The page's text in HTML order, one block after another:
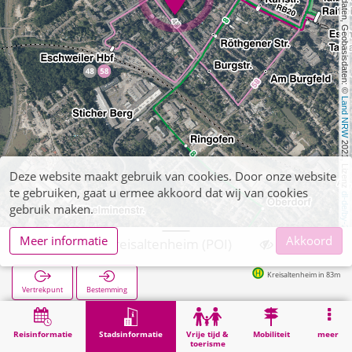
, Kartendaten, Geobasisdaten: ©
Land NRW
2021, Lizenz
dl-de/by-2-0
Reisinformatie Stadsinformatie
Vrije tijd &
toerisme
Mobiliteit meer
Eschweiler, Kreisaltenheim (POI)
Vertrekpunt Bestemming
Kreisaltenheim in 83m
Stadsinformatie Gezondheid Eschweiler, Kreisaltenheim (POI)
Deze website maakt gebruik van cookies. Door onze website
te gebruiken, gaat u ermee akkoord dat wij van cookies
gebruik maken.
Meer informatie
Akkoord